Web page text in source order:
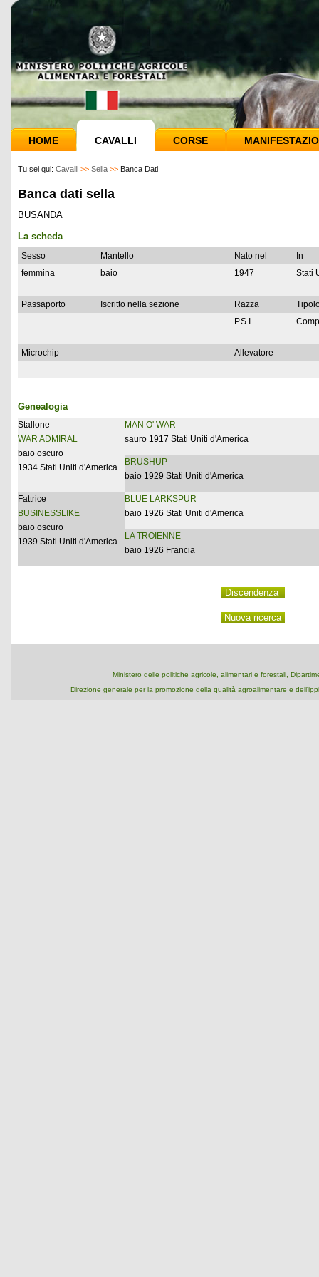
HOME CAVALLI CORSE
Tu sei qui: Cavalli >> Sella >> Banca Dati
Banca dati sella
BUSANDA
La scheda
Sesso Mantello Nato nel
In
femmina
baio 1947 Stati
Passaporto Iscritto nella sezione Razza
P.S.I.
Microchip Allevatore
Genealogia
Stallone
WAR ADMIRAL
baio oscuro
1934 Stati Uniti d'America
MAN O' WAR
sauro 1917 Stati Uniti d'America
BRUSHUP
baio 1929 Stati Uniti d'America
Fattrice
BUSINESSLIKE
baio oscuro
1939 Stati Uniti d'America
BLUE LARKSPUR
baio 1926 Stati Uniti d'America
LA TROIENNE
baio 1926 Francia
Ministero delle politiche agricole, alimentari e forestali,
Direzione generale per la promozione della qualità agroalimentare e